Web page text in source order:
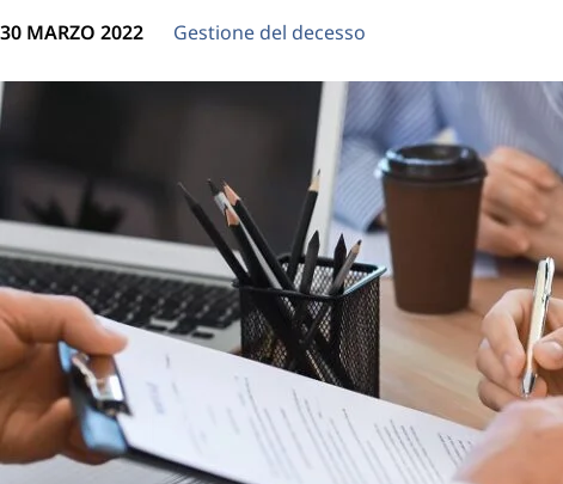
30 MARZO 2022 Gestione del decesso